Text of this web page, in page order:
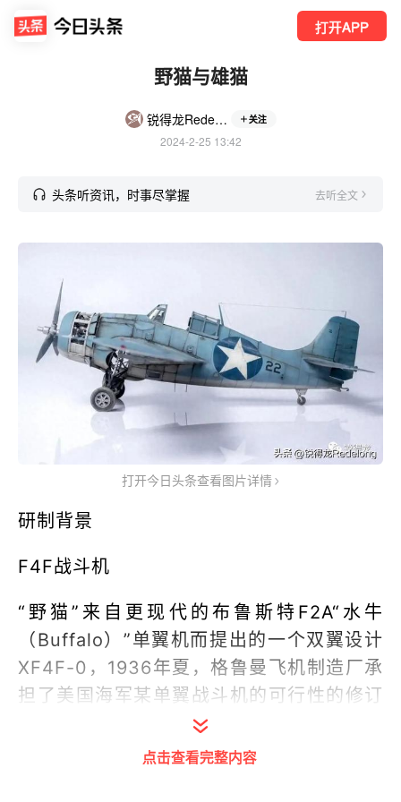
打开APP
野猫与雄猫
锐得龙Redelong 关注
2024-2-25 13:42
头条听资讯，时事尽掌握 去听全文
打开今日头条查看图片详情
研制背景
F4F战斗机
“野猫”来自更现代的布鲁斯特F2A“水牛
（Buffalo）”单翼机而提出的一个双翼设计
XF4F-0，1936年夏，格鲁曼飞机制造厂承
担了美国海军某单翼战斗机的可行性的修订
研究任务，“野猫”即是该研究的结果。
该机型被命名为XF4F-2，原型机在试飞中
点击查看完整内容